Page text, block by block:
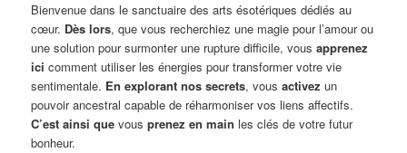
Bienvenue dans le sanctuaire des arts ésotériques dédiés au
cœur. Dès lors, que vous recherchiez une magie pour l’amour ou
une solution pour surmonter une rupture difficile, vousapprenez
ici comment utiliser les énergies pour transformer votre vie
sentimentale. En explorant nos secrets, vousactivez un
pouvoir ancestral capable de réharmoniser vos liens affectifs.
C’est ainsi que vousprenez en main les clés de votre futur
bonheur.